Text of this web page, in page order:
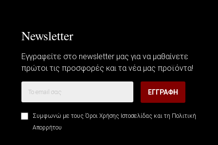
Newsletter
Εγγραφείτε στο newsletter μας για να μαθαίνετε
πρώτοι τις προσφορές και τα νέα μας προϊόντα!
ΕΓΓΡΑΦΉ
Συμφωνώ με τους Όροι Χρήσης Ιστοσελίδας και τη Πολιτική
Απορρήτου